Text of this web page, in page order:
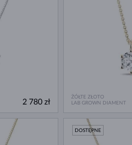
2 780 zł
ŻÓŁTE ZŁOTO
LAB GROWN DIAMENT
DOSTĘPNE